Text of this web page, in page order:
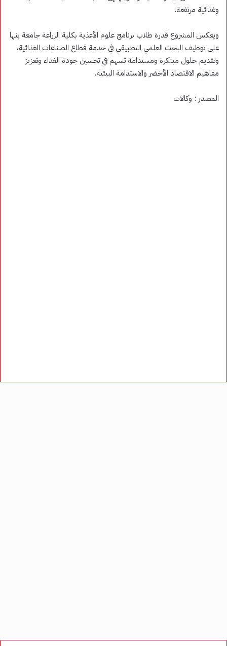
وغذائية مرتفعة.
ويعكس المشروع قدرة طلاب برنامج علوم الأغذية بكلية الزراعة جامعة بنها
على توظيف البحث العلمي التطبيقي في خدمة قطاع الصناعات الغذائية،
وتقديم حلول مبتكرة ومستدامة تسهم في تحسين جودة الغذاء وتعزيز
مفاهيم الاقتصاد الأخضر والاستدامة البيئية.
المصدر : وكالات